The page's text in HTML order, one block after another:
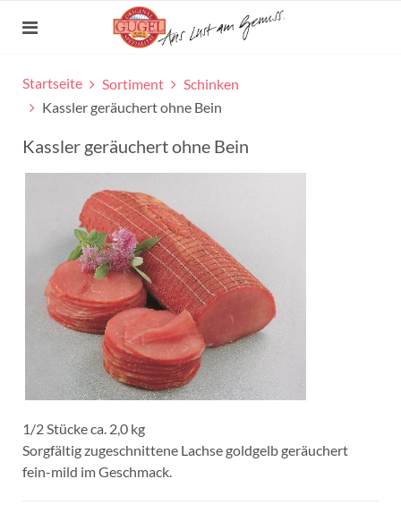
Startseite Sortiment
Schinken
Kassler geräuchert ohne Bein
Kassler geräuchert ohne Bein
1/2 Stücke ca. 2,0 kg
Sorgfältig zugeschnittene Lachse goldgelb geräuchert
fein-mild im Geschmack.